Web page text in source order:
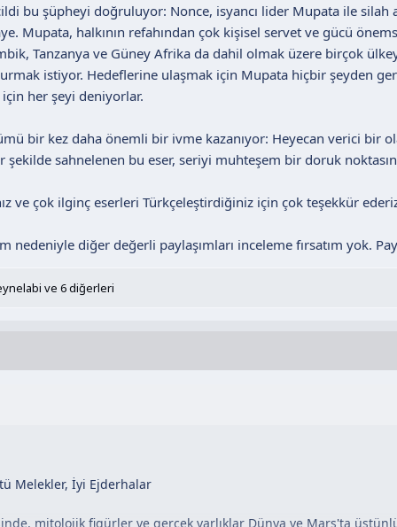
bu şüpheyi doğruluyor: Nonce, isyancı lider Mupata ile silah
Mupata, halkının refahından çok kişisel servet ve gücü
Tanzanya ve Güney Afrika da dahil olmak üzere birçok
istiyor. Hedeflerine ulaşmak için Mupata hiçbir şeyden
her şeyi deniyorlar.
bir kez daha önemli bir ivme kazanıyor: Heyecan verici bir
şekilde sahnelenen bu eser, seriyi muhteşem bir doruk
ve çok ilginç eserleri Türkçeleştirdiğiniz için çok teşekkür
nedeniyle diğer değerli paylaşımları inceleme fırsatım yok.
ve 6 diğerleri
Melekler, İyi Ejderhalar
mitolojik figürler ve gerçek varlıklar Dünya ve Mars'ta